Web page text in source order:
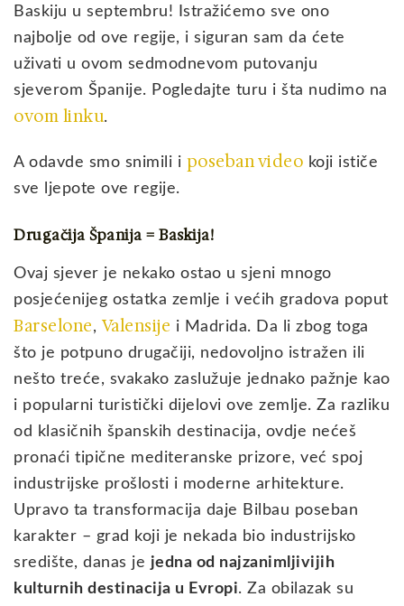
Baskiju u septembru! Istražićemo sve ono
najbolje od ove regije, i siguran sam da ćete
uživati u ovom sedmodnevom putovanju
sjeverom Španije. Pogledajte turu i šta nudimo na
ovom linku.
A odavde smo snimili i poseban video koji ističe
sve ljepote ove regije.
Drugačija Španija = Baskija!
Ovaj sjever je nekako ostao u sjeni mnogo
posjećenijeg ostatka zemlje i većih gradova poput
Barselone, Valensije i Madrida. Da li zbog toga
što je potpuno drugačiji, nedovoljno istražen ili
nešto treće, svakako zaslužuje jednako pažnje kao
i popularni turistički dijelovi ove zemlje. Za razliku
od klasičnih španskih destinacija, ovdje nećeš
pronaći tipične mediteranske prizore, već spoj
industrijske prošlosti i moderne arhitekture.
Upravo ta transformacija daje Bilbau poseban
karakter – grad koji je nekada bio industrijsko
središte, danas je jedna od najzanimljivijih
kulturnih destinacija u Evropi. Za obilazak su